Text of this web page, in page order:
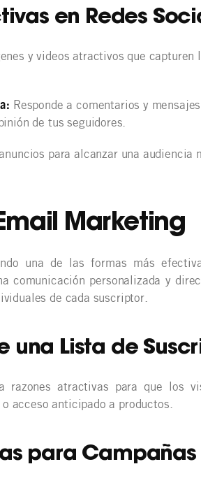
en Redes
y videos atractivos que
Responde a comentarios y
de tus seguidores.
para alcanzar una audiencia
Marketing
una de las formas más
comunicación personalizada y
de cada suscriptor.
una Lista de
razones atractivas para que los
acceso anticipado a productos.
para